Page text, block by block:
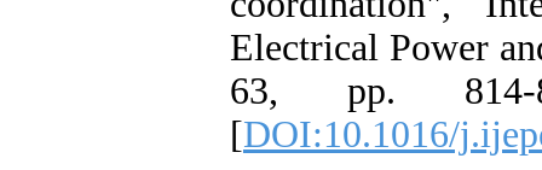
Electrical Power
63, pp. 814-
[DOI:10.1016/